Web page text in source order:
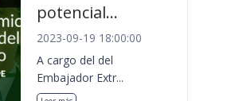
potencial...
2023-09-19 18:00:00
A cargo del del
Embajador Extr...